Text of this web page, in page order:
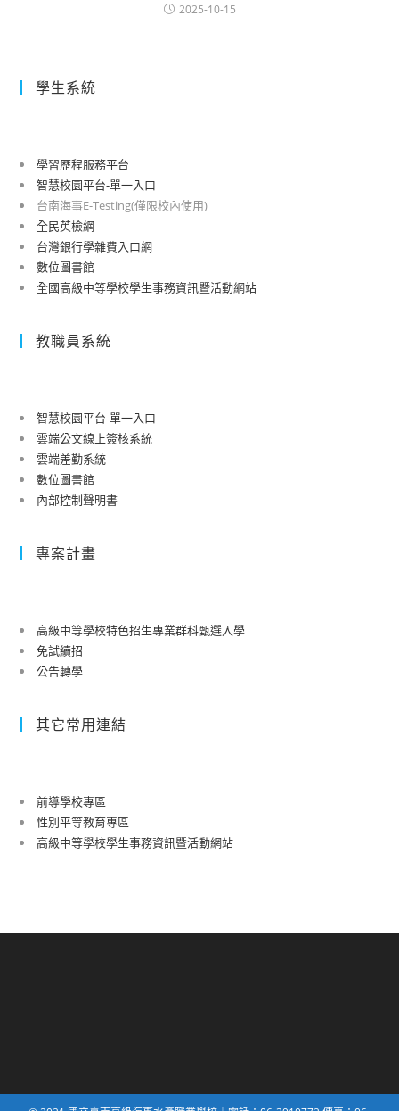
2025-10-15
學生系統
學習歷程服務平台
智慧校園平台-單一入口
台南海事E-Testing(僅限校內使用)
全民英檢網
台灣銀行學雜費入口網
數位圖書館
全國高級中等學校學生事務資訊暨活動網站
教職員系統
智慧校園平台-單一入口
雲端公文線上簽核系統
雲端差勤系統
數位圖書館
內部控制聲明書
專案計畫
高級中等學校特色招生專業群科甄選入學
免試續招
公告轉學
其它常用連結
前導學校專區
性別平等教育專區
高級中等學校學生事務資訊暨活動網站